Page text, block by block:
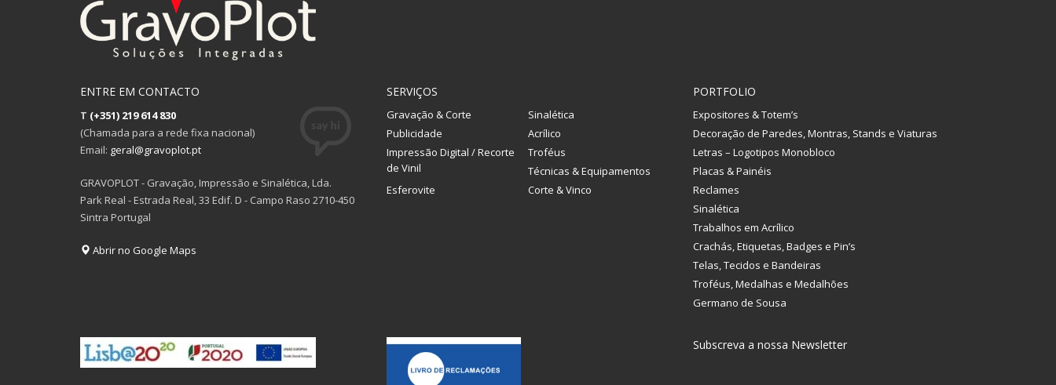
ENTRE EM CONTACTO
T (+351) 219 614 830
(Chamada para a rede fixa nacional)
Email: geral@gravoplot.pt
GRAVOPLOT - Gravação, Impressão e Sinalética, Lda.
Park Real - Estrada Real, 33 Edif. D - Campo Raso 2710-450
Sintra Portugal
Abrir no Google Maps
SERVIÇOS
Gravação & Corte
Sinalética
Publicidade
Acrílico
Impressão Digital / Recorte
de Vinil
Troféus
Técnicas & Equipamentos
Esferovite
Corte & Vinco
PORTFOLIO
Expositores & Totem’s
Decoração de Paredes, Montras, Stands e Viaturas
Letras – Logotipos Monobloco
Placas & Painéis
Reclames
Sinalética
Trabalhos em Acrílico
Crachás, Etiquetas, Badges e Pin’s
Telas, Tecidos e Bandeiras
Troféus, Medalhas e Medalhões
Germano de Sousa
Subscreva a nossa Newsletter